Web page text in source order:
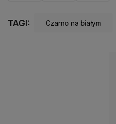
TAGI: Czarno na białym